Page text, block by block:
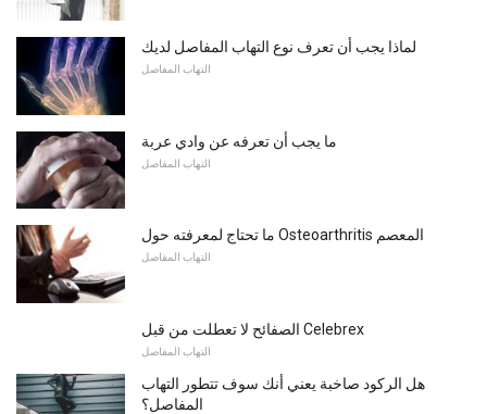
لماذا يجب أن تعرف نوع التهاب المفاصل لديك
التهاب المفاصل
ما يجب أن تعرفه عن وادي عربة
التهاب المفاصل
ما تحتاج لمعرفته حول Osteoarthritis المعصم
التهاب المفاصل
الصفائح لا تعطلت من قبل Celebrex
التهاب المفاصل
هل الركود صاخبة يعني أنك سوف تتطور التهاب
المفاصل؟